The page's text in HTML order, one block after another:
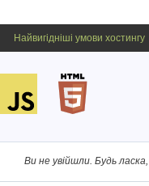
Найвигідніші умови хостингу
Ви не увійшли. Будь